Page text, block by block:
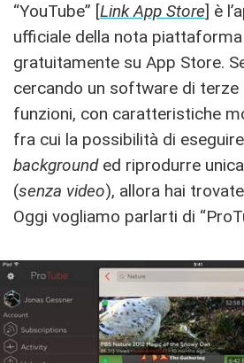
“YouTube” [Link App Store] è
ufficiale della nota
gratuitamente su App Store.
cercando un software di terze
funzioni, con caratteristiche
fra cui la possibilità di
backgrounded riprodurre
(senza video), allora hai
Oggi vogliamo parlarti di